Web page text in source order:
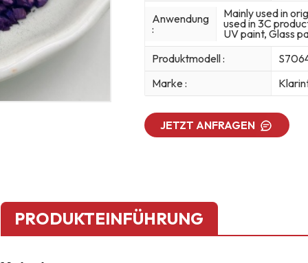
Anwendung
:
Mainly used in
used in 3C
UV paint, Glass
Produktmodell :
Marke :
JETZT ANFRAGEN
PRODUKTEINFÜHRUNG